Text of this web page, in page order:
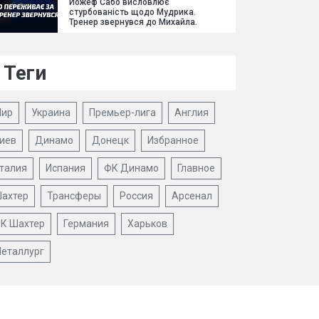
Йожеф Сабо висловлює
стурбованість щодо Мудрика.
Тренер звернувся до Михайла.
Теги
Украина Премьер-лига Англия
Динамо Донецк Избранное
Испания ФК Динамо Главное
Трансферы Россия Арсенал
Шахтер Германия Харьков